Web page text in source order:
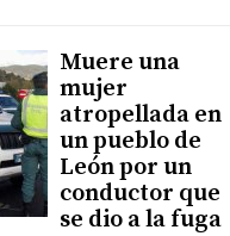
Muere una
mujer
atropellada en
un pueblo de
León por un
conductor que
se dio a la fuga